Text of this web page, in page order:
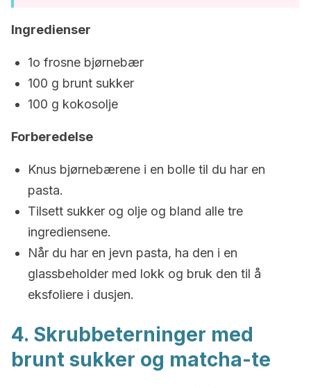
Ingredienser
1o frosne bjørnebær
100 g brunt sukker
100 g kokosolje
Forberedelse
Knus bjørnebærene i en bolle til du har en
pasta.
Tilsett sukker og olje og bland alle tre
ingrediensene.
Når du har en jevn pasta, ha den i en
glassbeholder med lokk og bruk den til å
eksfoliere i dusjen.
4. Skrubbeterninger med
brunt sukker og matcha-te